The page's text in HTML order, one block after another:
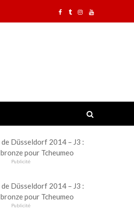
Publicité
Publicité